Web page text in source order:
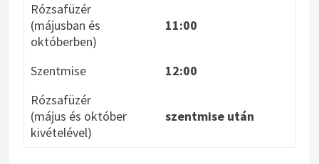
Rózsafüzér
(májusban és
októberben)
11:00
Szentmise
12:00
Rózsafüzér
(május és október
kivételével)
szentmise után